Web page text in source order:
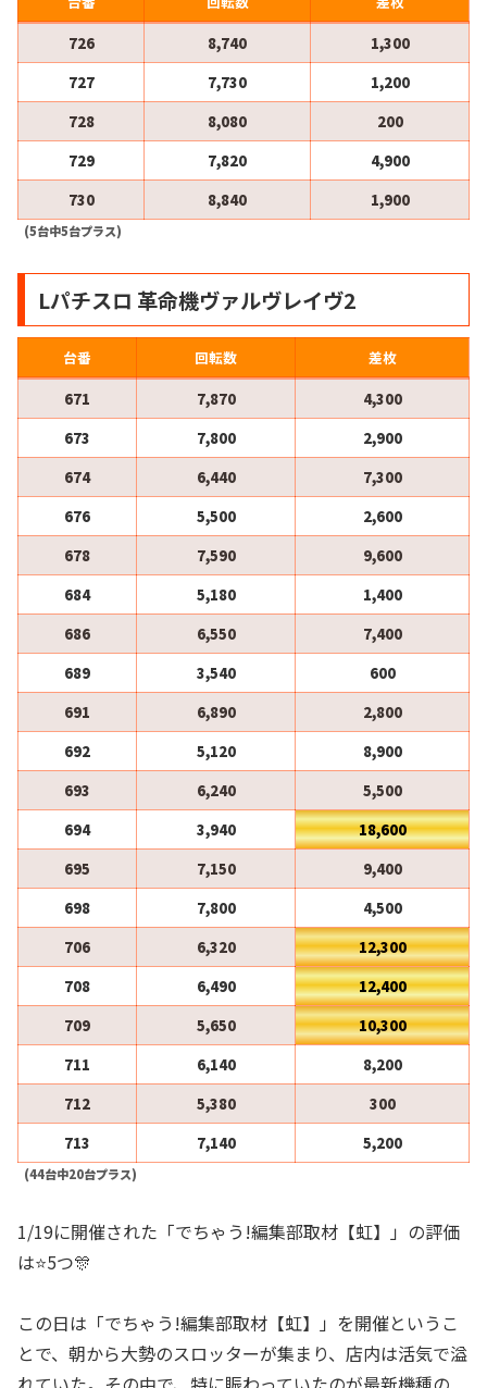
726
8,740
1,300
727
7,730
1,200
728
8,080
200
729
7,820
4,900
730
8,840 1,900
(5台中5台プラス)
Lパチスロ 革命機ヴァルヴレイヴ2
台番 回転数
差枚
671
7,870
4,300
673
7,800
2,900
674
6,440
7,300
676
5,500
2,600
678
7,590
9,600
684
5,180
1,400
686
6,550
7,400
689
3,540
600
691
6,890
2,800
692
5,120
8,900
693
6,240
5,500
694
3,940
18,600
695
7,150
9,400
698
7,800
4,500
706
6,320
12,300
708
6,490
12,400
709
5,650
10,300
711
6,140
8,200
712
5,380
300
713
7,140 5,200
(44台中20台プラス)
1/19に開催された「でちゃう!編集部取材【虹】」の評価
は⭐️5つ🎊
この日は「でちゃう!編集部取材【虹】」を開催というこ
とで、朝から大勢のスロッターが集まり、店内は活気で溢